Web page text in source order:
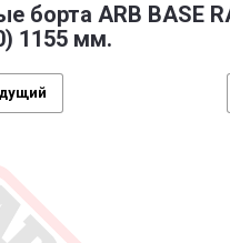
борта ARB BASE
1155 мм.